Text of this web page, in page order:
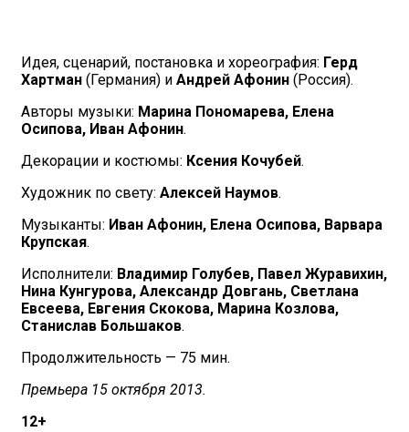
Идея, сценарий, постановка и хореография: Герд
Хартман (Германия) и Андрей Афонин (Россия).
Авторы музыки: Марина Пономарева, Елена
Осипова, Иван Афонин.
Декорации и костюмы: Ксения Кочубей.
Художник по свету: Алексей Наумов.
Музыканты: Иван Афонин, Елена Осипова, Варвара
Крупская.
Исполнители: Владимир Голубев, Павел Журавихин,
Нина Кунгурова, Александр Довгань, Светлана
Евсеева, Евгения Скокова, Марина Козлова,
Станислав Большаков.
Продолжительность — 75 мин.
Премьера 15 октября 2013.
12+